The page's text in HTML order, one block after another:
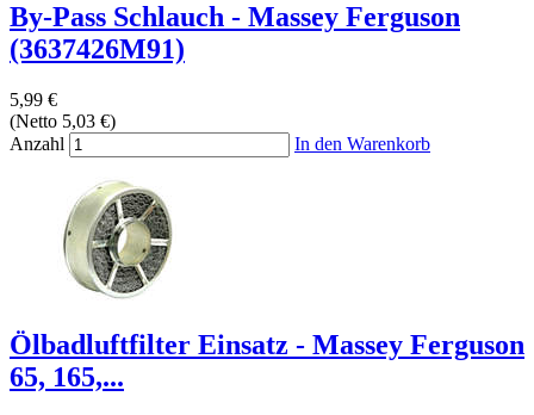
By-Pass Schlauch - Massey Ferguson
(3637426M91)
5,99 €
(Netto 5,03 €)
Anzahl
In den Warenkorb
Ölbadluftfilter Einsatz - Massey Ferguson
65, 165,...